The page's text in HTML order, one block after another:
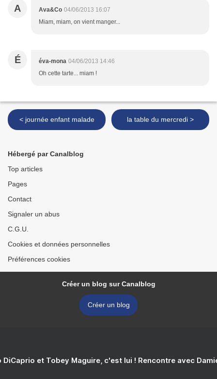
A Ava&Co 04/06/2013 16:07
Miam, miam, on vient manger...
É éva-mona 04/06/2013 14:46
Oh cette tarte... miam !
< journée enfant malade la table du mercredi >
Hébergé par Canalblog
Top articles
Pages
Contact
Signaler un abus
C.G.U.
Cookies et données personnelles
Préférences cookies
Créer un blog sur Canalblog
Créer un blog
DiCaprio et Tobey Maguire, c'est lui ! Rencontre avec